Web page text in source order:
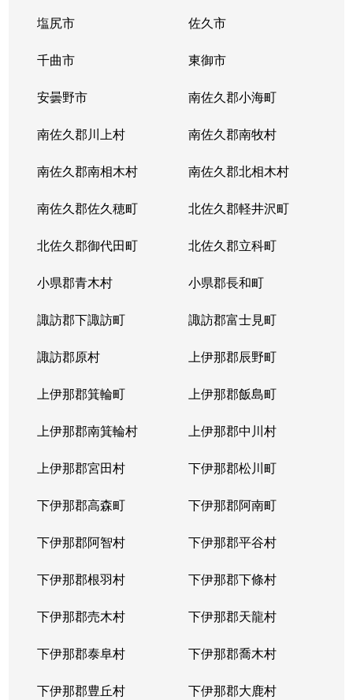
塩尻市 佐久市
千曲市 東御市
安曇野市 南佐久郡小海町
南佐久郡川上村 南佐久郡南牧村
南佐久郡南相木村 南佐久郡北相木村
南佐久郡佐久穂町 北佐久郡軽井沢町
北佐久郡御代田町 北佐久郡立科町
小県郡青木村 小県郡長和町
諏訪郡下諏訪町 諏訪郡富士見町
諏訪郡原村 上伊那郡辰野町
上伊那郡箕輪町 上伊那郡飯島町
上伊那郡南箕輪村 上伊那郡中川村
上伊那郡宮田村 下伊那郡松川町
下伊那郡高森町 下伊那郡阿南町
下伊那郡阿智村 下伊那郡平谷村
下伊那郡根羽村 下伊那郡下條村
下伊那郡売木村 下伊那郡天龍村
下伊那郡泰阜村 下伊那郡喬木村
下伊那郡豊丘村 下伊那郡大鹿村